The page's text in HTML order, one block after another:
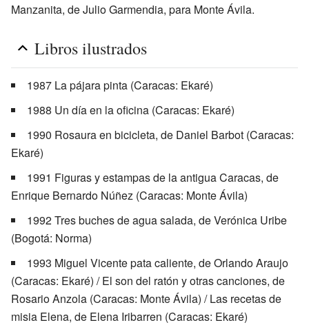
Manzanita, de Julio Garmendia, para Monte Ávila.
Libros ilustrados
1987 La pájara pinta (Caracas: Ekaré)
1988 Un día en la oficina (Caracas: Ekaré)
1990 Rosaura en bicicleta, de Daniel Barbot (Caracas:
Ekaré)
1991 Figuras y estampas de la antigua Caracas, de
Enrique Bernardo Núñez (Caracas: Monte Ávila)
1992 Tres buches de agua salada, de Verónica Uribe
(Bogotá: Norma)
1993 Miguel Vicente pata caliente, de Orlando Araujo
(Caracas: Ekaré) / El son del ratón y otras canciones, de
Rosario Anzola (Caracas: Monte Ávila) / Las recetas de
misia Elena, de Elena Iribarren (Caracas: Ekaré)